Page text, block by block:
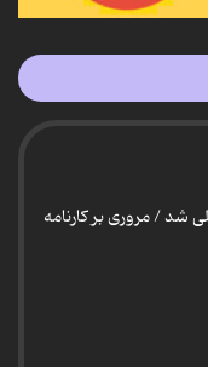
شد / مروری بر کارنامه